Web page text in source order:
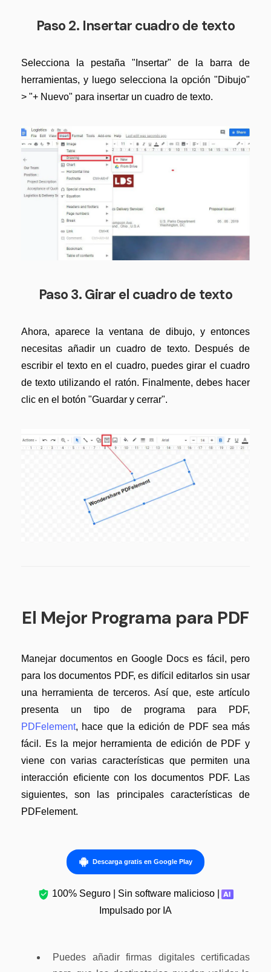
Descuento educativo
Adquiere PDFelement con descuento académico.
Actualización
Actualizar a PDFelement V12.
Paso 2. Insertar cuadro de texto
Selecciona la pestaña "Insertar" de la barra de
herramientas, y luego selecciona la opción "Dibujo"
> "+ Nuevo" para insertar un cuadro de texto.
Paso 3. Girar el cuadro de texto
Ahora, aparece la ventana de dibujo, y entonces
necesitas añadir un cuadro de texto. Después de
escribir el texto en el cuadro, puedes girar el cuadro
de texto utilizando el ratón. Finalmente, debes hacer
clic en el botón "Guardar y cerrar".
El Mejor Programa para PDF
Manejar documentos en Google Docs es fácil, pero
para los documentos PDF, es difícil editarlos sin usar
una herramienta de terceros. Así que, este artículo
presenta un tipo de programa para PDF,
PDFelement, hace que la edición de PDF sea más
fácil. Es la mejor herramienta de edición de PDF y
viene con varias características que permiten una
interacción eficiente con los documentos PDF. Las
siguientes, son las principales características de
PDFelement.
Descarga gratis en Google Play
100% Seguro | Sin software malicioso |
Impulsado por IA
Puedes añadir firmas digitales certificadas